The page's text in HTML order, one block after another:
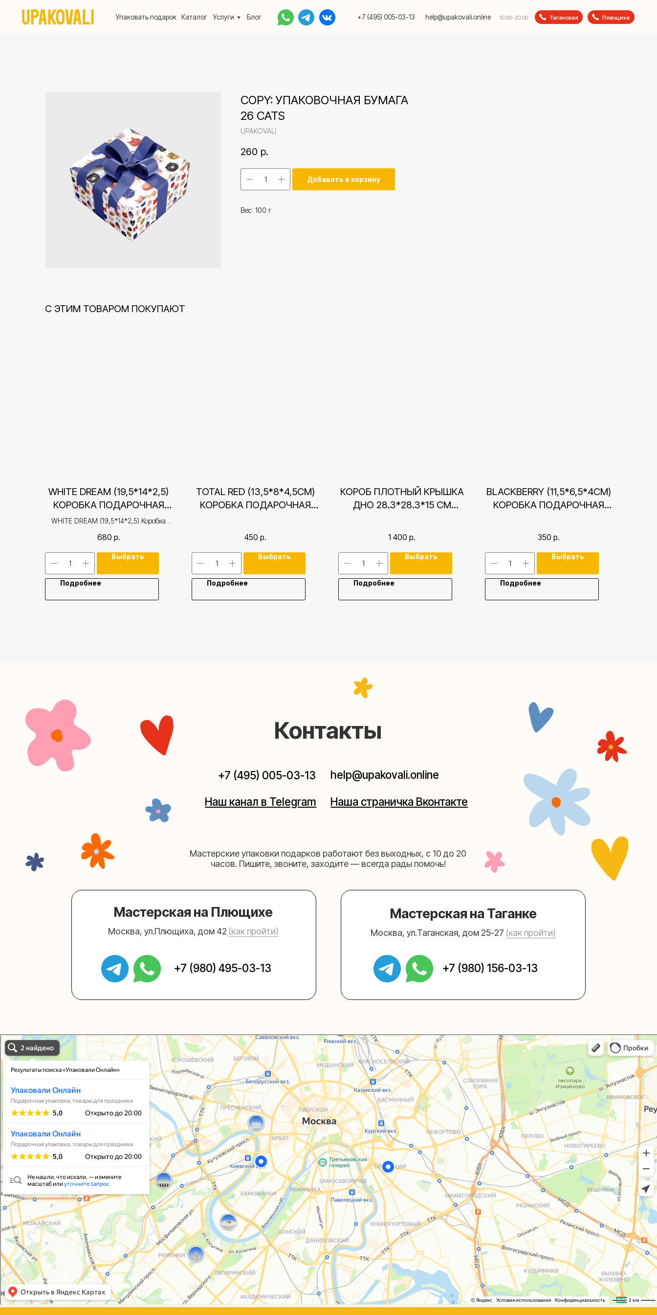
+7 (495) 005-03-13 10:00-20:00
Упаковать подарок Каталог Услуги Блог help@upakovali.online Таганская Плющиха
COPY: УПАКОВОЧНАЯ БУМАГА
26 CATS
UPAKOVALI
260 р.
Добавить в корзину
Вес: 100 г
С ЭТИМ ТОВАРОМ ПОКУПАЮТ
WHITE DREAM (19,5*14*2,5)
КОРОБКА ПОДАРОЧНАЯ
КРЫШКА-ДНО
WHITE DREAM (19,5*14*2,5) Коробка
680 р.
Выбрать
Подробнее
TOTAL RED (13,5*8*4,5СМ)
КОРОБКА ПОДАРОЧНАЯ
450 р.
Выбрать
Подробнее
КОРОБ ПЛОТНЫЙ КРЫШКА
ДНО 28.3*28.3*15 СМ
1 400 р.
Выбрать
Подробнее
BLACKBERRY (11,5*6,5*4СМ)
КОРОБКА ПОДАРОЧНАЯ
350 р.
Выбрать
Подробнее
часов. Пишите, звоните, заходите — всегда рады помочь!
Москва, ул.Плющиха, дом 42
Мастерская на Плющихе
+7 (980) 495-03-13 +7 (980) 156-03-13
help@upakovali.online
Упаковали Онлайн в Москве
Москва
Согласие на обработку персональных данных
Политика конфиденциальности
© 2021-2025, ООО "УПАКОВАЛИ ОНЛАЙН"
Сайт разработала bogachevas
help@upakovali.online
Sospeso wrap
О нас
Услуги Блог
Каталог
Упаковать подарок
В личный кабинет
+7 (495) 005-03-13